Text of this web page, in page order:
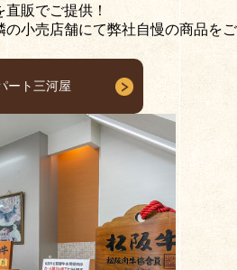
直販でご提供！
小売店舗にて弊社自慢の商品をご
ート三河屋